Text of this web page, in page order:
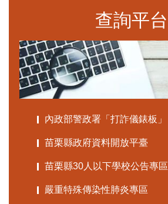
查詢平台
內政部警政署「打詐儀錶板」
苗栗縣政府資料開放平臺
苗栗縣30人以下學校公告專區
嚴重特殊傳染性肺炎專區